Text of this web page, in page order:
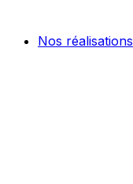
Nos réalisations